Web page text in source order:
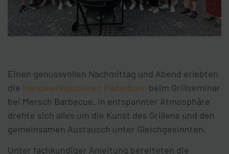
Einen genussvollen Nachmittag und Abend erlebten
die Handwerksjunioren Paderborn beim Grillseminar
bei Mersch Barbecue. In entspannter Atmosphäre
drehte sich alles um die Kunst des Grillens und den
gemeinsamen Austausch unter Gleichgesinnten.
Unter fachkundiger Anleitung bereiteten die